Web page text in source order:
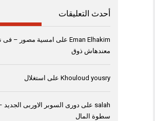
أحدث التعليقات
Eman Elhakim على امسية مصور – فى
معندهاش ذوق
Khouloud yousry على استغلال
salah على دورى السوبر الاوربى الجديد
سطوة المال